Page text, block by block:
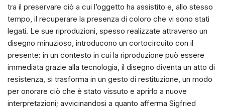
tra il preservare ciò a cui l’oggetto ha assistito e, allo stesso
tempo, il recuperare la presenza di coloro che vi sono stati
legati. Le sue riproduzioni, spesso realizzate attraverso un
disegno minuzioso, introducono un cortocircuito con il
presente: in un contesto in cui la riproduzione può essere
immediata grazie alla tecnologia, il disegno diventa un atto di
resistenza, si trasforma in un gesto di restituzione, un modo
per onorare ciò che è stato vissuto e aprirlo a nuove
interpretazioni; avvicinandosi a quanto afferma Sigfried